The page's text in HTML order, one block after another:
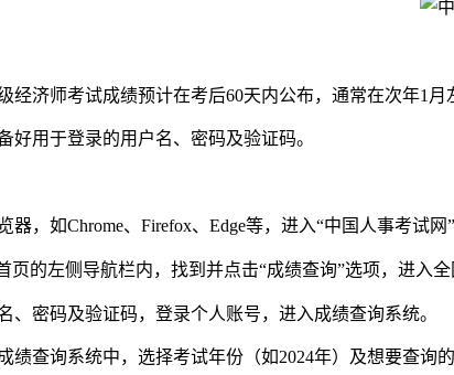
济师考试成绩预计在考后60天内公布，通常在次年1月
用于登录的用户名、密码及验证码。
如Chrome、Firefox、Edge等，进入“中国人事考试网”
的左侧导航栏内，找到并点击“成绩查询”选项，进入全
密码及验证码，登录个人账号，进入成绩查询系统。
查询系统中，选择考试年份（如2024年）及想要查询的